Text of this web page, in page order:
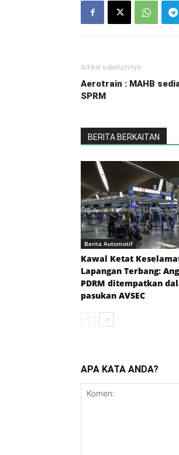
Artikel sebelumnya
Aerotrain : MAHB
SPRM
BERITA BERKAITAN
Berita Automotif
Kawal Ketat
Lapangan Terbang:
PDRM ditempatkan
pasukan AVSEC
APA KATA ANDA?